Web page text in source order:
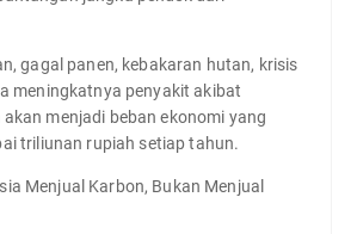
gagal panen, kebakaran hutan, krisis
meningkatnya penyakit akibat
menjadi beban ekonomi yang
triliunan rupiah setiap tahun.
Menjual Karbon, Bukan Menjual